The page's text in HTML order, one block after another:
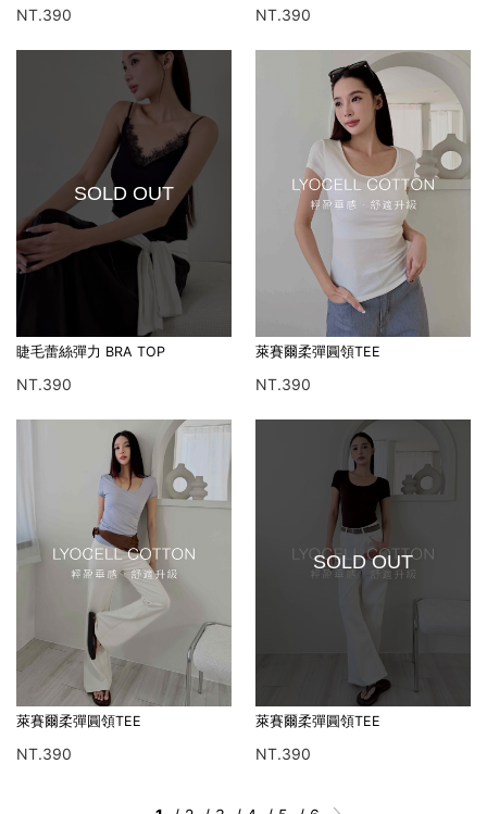
NT.390 NT.390
SOLD OUT
睫毛蕾絲彈力 BRA TOP
NT.390
萊賽爾柔彈圓領TEE
NT.390
萊賽爾柔彈圓領TEE
NT.390
SOLD OUT
萊賽爾柔彈圓領TEE
NT.390